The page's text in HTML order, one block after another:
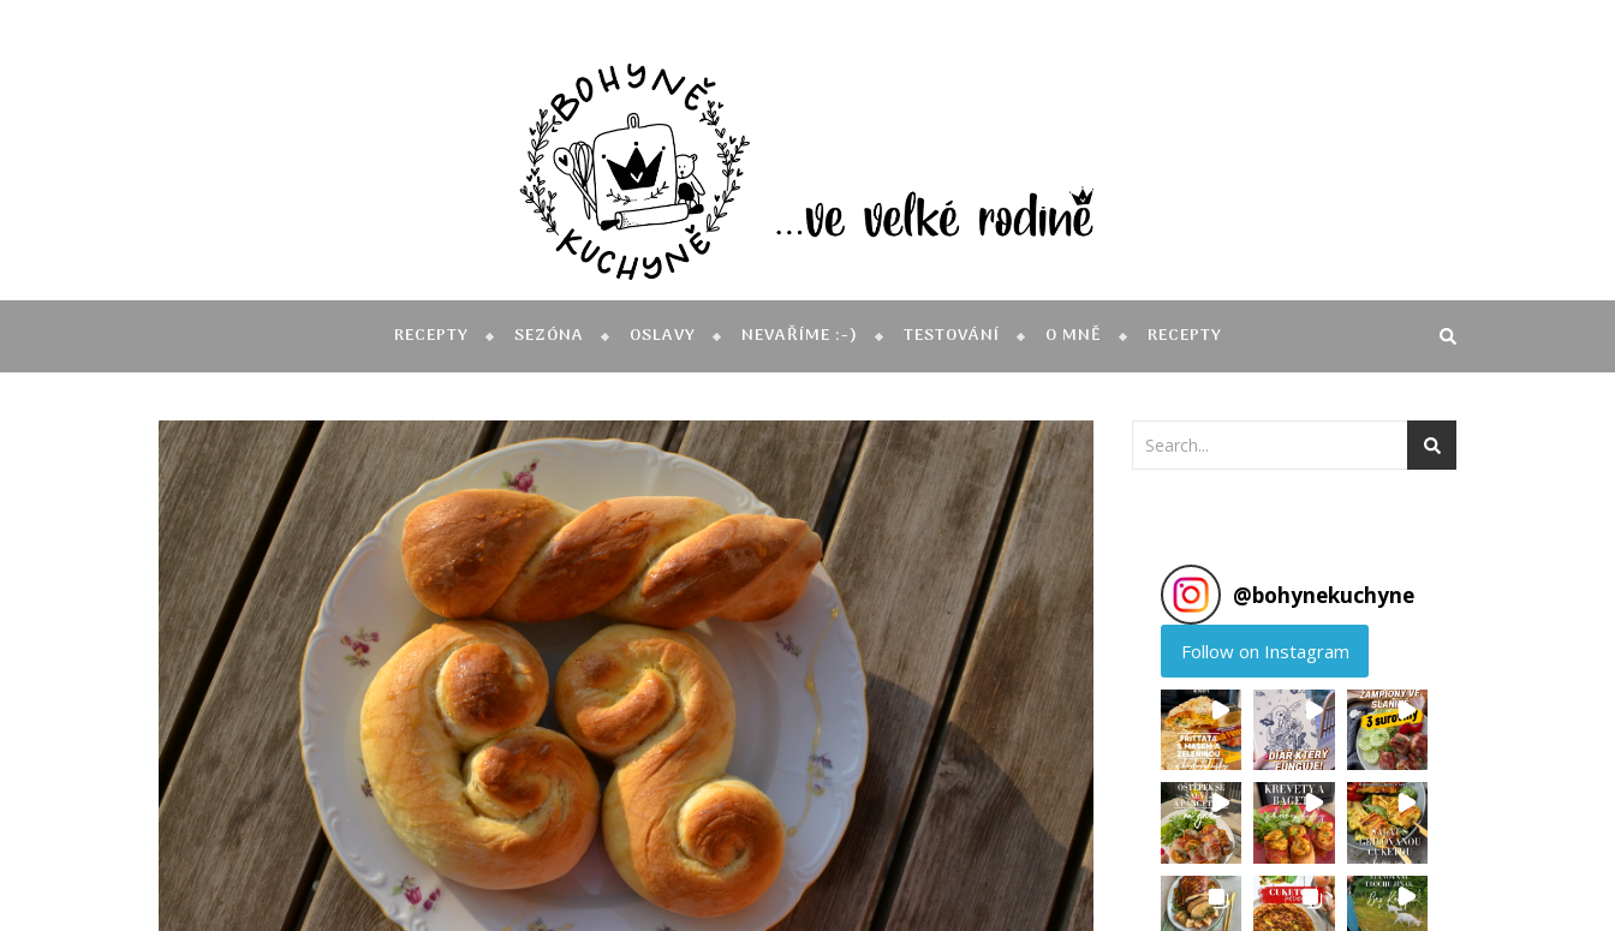
RECEPTY SEZÓNA OSLAVY NEVAŘÍME :-) TESTOVÁNÍ O MNĚ RECEPTY
@bohynekuchyne
Follow on Instagram